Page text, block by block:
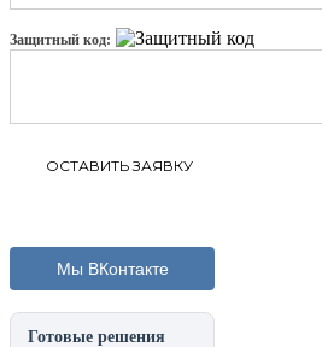
Защитный код:
Мы ВКонтакте
Готовые решения